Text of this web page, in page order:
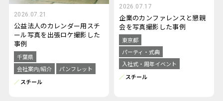
2026.07.21
公益法人のカレンダー用スチ
ール写真を出張ロケ撮影した
事例
千葉県
会社案内/紹介
パンフレット
スチール
2026.07.17
企業のカンファレンスと懇親
会を写真撮影した事例
東京都
パーティ・式典
入社式・周年イベント
スチール